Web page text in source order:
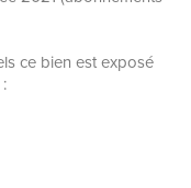
ce bien est exposé